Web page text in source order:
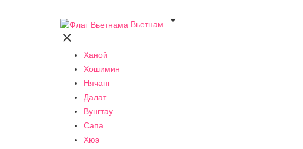
Вьетнам


Ханой
Хошимин
Нячанг
Далат
Вунгтау
Сапа
Хюэ